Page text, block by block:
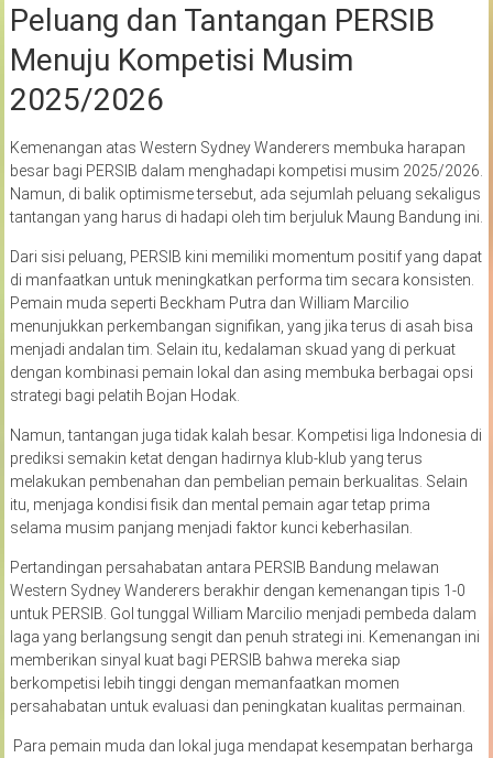
Peluang dan Tantangan PERSIB
Menuju Kompetisi Musim
2025/2026
Kemenangan atas Western Sydney Wanderers membuka harapan
besar bagi PERSIB dalam menghadapi kompetisi musim 2025/2026.
Namun, di balik optimisme tersebut, ada sejumlah peluang sekaligus
tantangan yang harus di hadapi oleh tim berjuluk Maung Bandung ini.
Dari sisi peluang, PERSIB kini memiliki momentum positif yang dapat
di manfaatkan untuk meningkatkan performa tim secara konsisten.
Pemain muda seperti Beckham Putra dan William Marcilio
menunjukkan perkembangan signifikan, yang jika terus di asah bisa
menjadi andalan tim. Selain itu, kedalaman skuad yang di perkuat
dengan kombinasi pemain lokal dan asing membuka berbagai opsi
strategi bagi pelatih Bojan Hodak.
Namun, tantangan juga tidak kalah besar. Kompetisi liga Indonesia di
prediksi semakin ketat dengan hadirnya klub-klub yang terus
melakukan pembenahan dan pembelian pemain berkualitas. Selain
itu, menjaga kondisi fisik dan mental pemain agar tetap prima
selama musim panjang menjadi faktor kunci keberhasilan.
Pertandingan persahabatan antara PERSIB Bandung melawan
Western Sydney Wanderers berakhir dengan kemenangan tipis 1-0
untuk PERSIB. Gol tunggal William Marcilio menjadi pembeda dalam
laga yang berlangsung sengit dan penuh strategi ini. Kemenangan ini
memberikan sinyal kuat bagi PERSIB bahwa mereka siap
berkompetisi lebih tinggi dengan memanfaatkan momen
persahabatan untuk evaluasi dan peningkatan kualitas permainan.
Para pemain muda dan lokal juga mendapat kesempatan berharga